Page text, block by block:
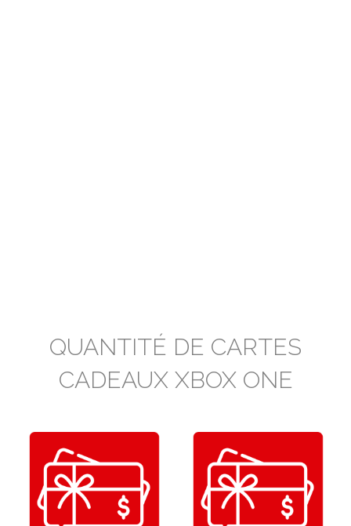
QUANTITÉ DE CARTES
CADEAUX XBOX ONE